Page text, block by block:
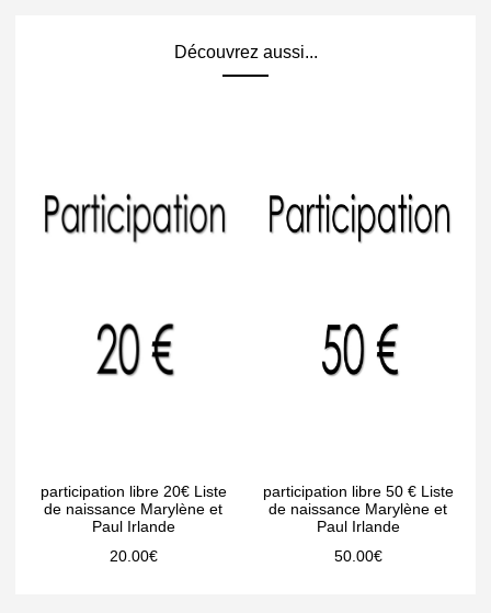
Découvrez aussi...
participation libre 20€ Liste
de naissance Marylène et
Paul Irlande
20.00€
participation libre 50 € Liste
de naissance Marylène et
Paul Irlande
50.00€